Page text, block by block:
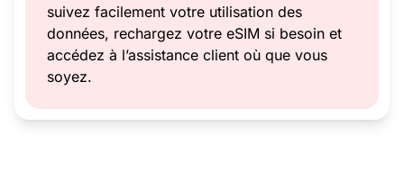
suivez facilement votre utilisation des
données, rechargez votre eSIM si besoin et
accédez à l’assistance client où que vous
soyez.